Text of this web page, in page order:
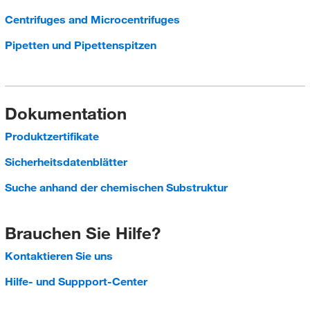
Centrifuges and Microcentrifuges
Pipetten und Pipettenspitzen
Dokumentation
Produktzertifikate
Sicherheitsdatenblätter
Suche anhand der chemischen Substruktur
Brauchen Sie Hilfe?
Kontaktieren Sie uns
Hilfe- und Suppport-Center